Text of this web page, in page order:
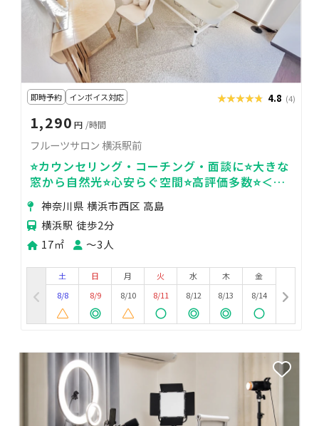
即時予約 インボイス対応 ★★★★★
★★★★★ 4.8 (4)
1,290 円 /時間
フルーツサロン 横浜駅前
⭐️カウンセリング・コーチング・面談に⭐️大きな
窓から自然光⭐️心安らぐ空間⭐️高評価多数⭐️＜フ
ルーツサロン🍋＞
神奈川県 横浜市西区 高島
横浜駅 徒歩2分
17㎡
〜3人
土
8/8
日
8/9
月
8/10
火
8/11
水
8/12
木
8/13
金
8/14